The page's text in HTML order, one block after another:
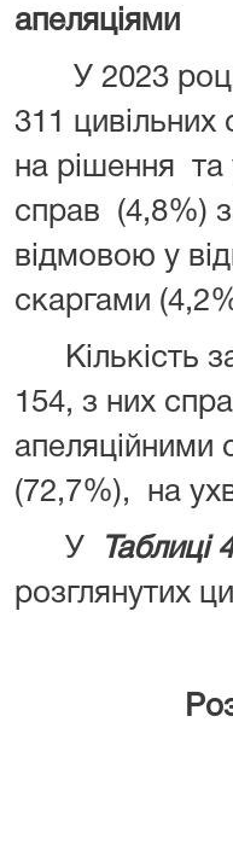
апеляціями
У 2023 році
311 цивільних
на рішення та
справ (4,8%)
відмовою у
скаргами
Кількість
154, з них
апеляційними
(72,7%), на
У
Таблиці 4
розглянутих